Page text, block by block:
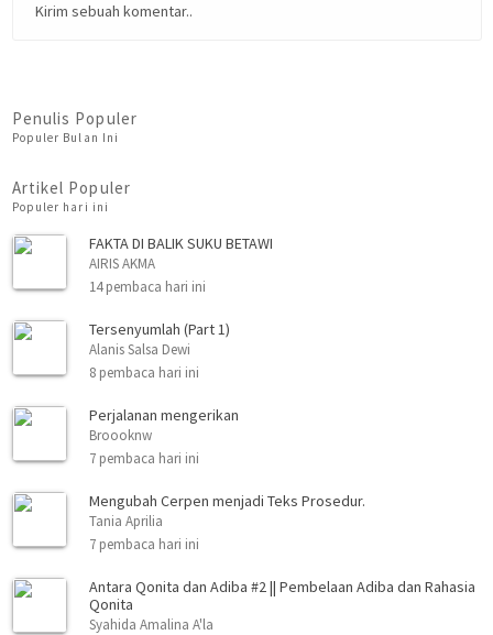
Kirim sebuah komentar..
Penulis Populer
Populer Bulan Ini
Artikel Populer
Populer hari ini
FAKTA DI BALIK SUKU BETAWI
AIRIS AKMA
14 pembaca hari ini
Tersenyumlah (Part 1)
Alanis Salsa Dewi
8 pembaca hari ini
Perjalanan mengerikan
Broooknw
7 pembaca hari ini
Mengubah Cerpen menjadi Teks Prosedur.
Tania Aprilia
7 pembaca hari ini
Antara Qonita dan Adiba #2 || Pembelaan Adiba dan Rahasia
Qonita
Syahida Amalina A'la